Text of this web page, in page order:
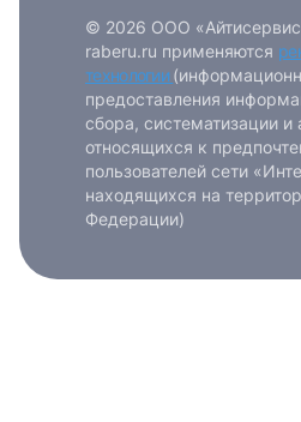
© 2026 ООО
raberu.ru применяются
технологии
предоставления
сбора, систематизации и
относящихся к
пользователей сети
находящихся на
Федерации)